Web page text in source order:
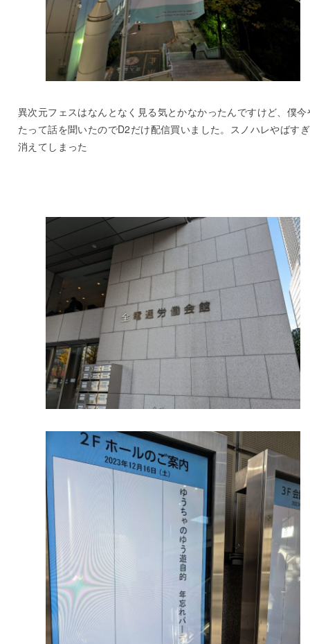
異次元フェスはなんとなく見る気とかなかったんですけど、僕今
たって話を聞いたのでD2だけ配信買いました。スノハレやばす
消えてしまった